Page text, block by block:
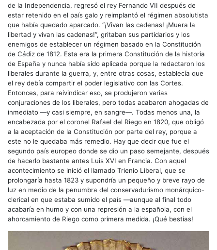
de la Independencia, regresó el rey Fernando VII después de
estar retenido en el país galo y reimplantó el régimen absolutista
que había quedado aparcado. “¡Vivan las cadenas! ¡Muera la
libertad y vivan las cadenas!”, gritaban sus partidarios y los
enemigos de establecer un régimen basado en la Constitución
de Cádiz de 1812. Esta era la primera Constitución de la historia
de España y nunca había sido aplicada porque la redactaron los
liberales durante la guerra, y, entre otras cosas, establecía que
el rey debía compartir el poder legislativo con las Cortes.
Entonces, para reivindicar eso, se produjeron varias
conjuraciones de los liberales, pero todas acabaron ahogadas de
inmediato —y casi siempre, en sangre—. Todas menos una, la
encabezada por el coronel Rafael del Riego en 1820, que obligó
a la aceptación de la Constitución por parte del rey, porque a
este no le quedaba más remedio. Hay que decir que fue el
segundo país europeo donde se dio un paso semejante, después
de hacerlo bastante antes Luis XVI en Francia. Con aquel
acontecimiento se inició el llamado Trienio Liberal, que se
prolongaría hasta 1823 y supondría un pequeño y breve rayo de
luz en medio de la penumbra del conservadurismo monárquico-
clerical en que estaba sumido el país —aunque al final todo
acabaría en humo y con una represión a la española, con el
ahorcamiento de Riego como primera medida. ¡Qué bestias!